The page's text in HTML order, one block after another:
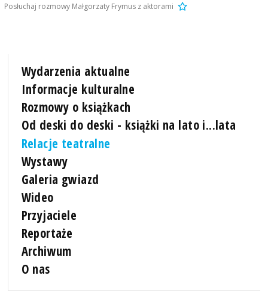
Posłuchaj rozmowy Małgorzaty Frymus z aktorami
Wydarzenia aktualne
Informacje kulturalne
Rozmowy o książkach
Od deski do deski - książki na lato i...lata
Relacje teatralne
Wystawy
Galeria gwiazd
Wideo
Przyjaciele
Reportaże
Archiwum
O nas